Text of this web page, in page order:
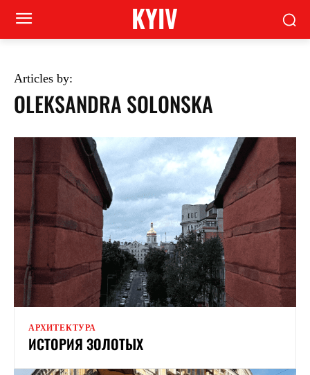
KYIV
Articles by:
OLEKSANDRA SOLONSKA
АРХИТЕКТУРА
ИСТОРИЯ ЗОЛОТЫХ